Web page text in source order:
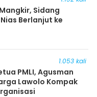
Sidang
Berlanjut ke
1.053 kali
PMLI, Agusman
Lawolo Kompak